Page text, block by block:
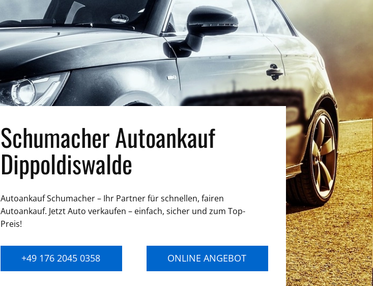
Schumacher Autoankauf
Dippoldiswalde
Autoankauf Schumacher – Ihr Partner für schnellen, fairen
Autoankauf. Jetzt Auto verkaufen – einfach, sicher und zum Top-
Preis!
+49 176 2045 0358 ONLINE ANGEBOT